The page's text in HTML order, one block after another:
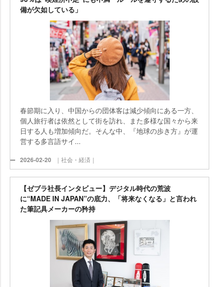
備が欠如している」
春節期に入り、中国からの団体客は減少傾向にある一方、
個人旅行者は依然として街を訪れ、また多様な国々から来
日する人も増加傾向だ。そんな中、『地球の歩き方』が運
営する多言語サイ...
2026-02-20 ｜社会・経済｜
【ゼブラ社長インタビュー】デジタル時代の荒波
に“MADE IN JAPAN”の底力、「将来なくなる」と言われ
た筆記具メーカーの矜持